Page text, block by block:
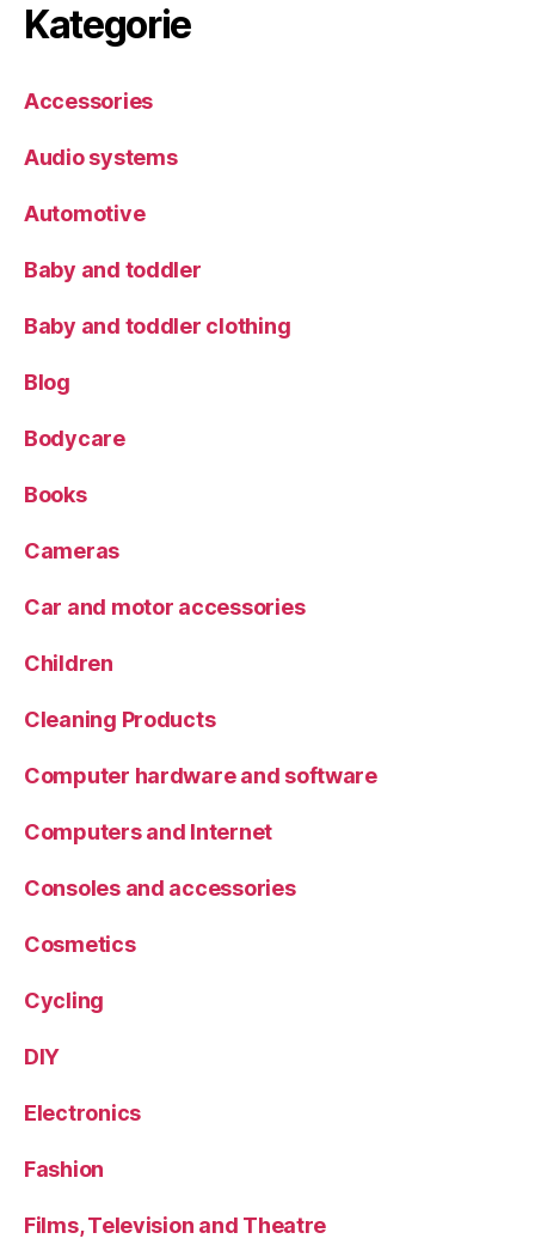
Kategorie
Accessories
Audio systems
Automotive
Baby and toddler
Baby and toddler clothing
Blog
Bodycare
Books
Cameras
Car and motor accessories
Children
Cleaning Products
Computer hardware and software
Computers and Internet
Consoles and accessories
Cosmetics
Cycling
DIY
Electronics
Fashion
Films, Television and Theatre